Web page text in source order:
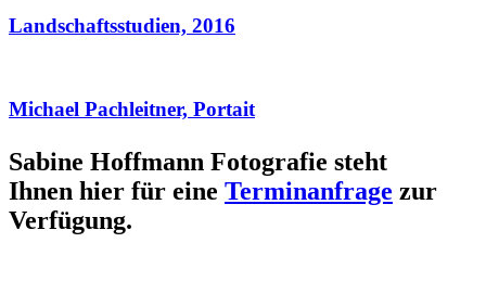
Landschaftsstudien, 2016
Michael Pachleitner, Portait
Sabine Hoffmann Fotografie steht
Ihnen hier für eine Terminanfrage zur
Verfügung.